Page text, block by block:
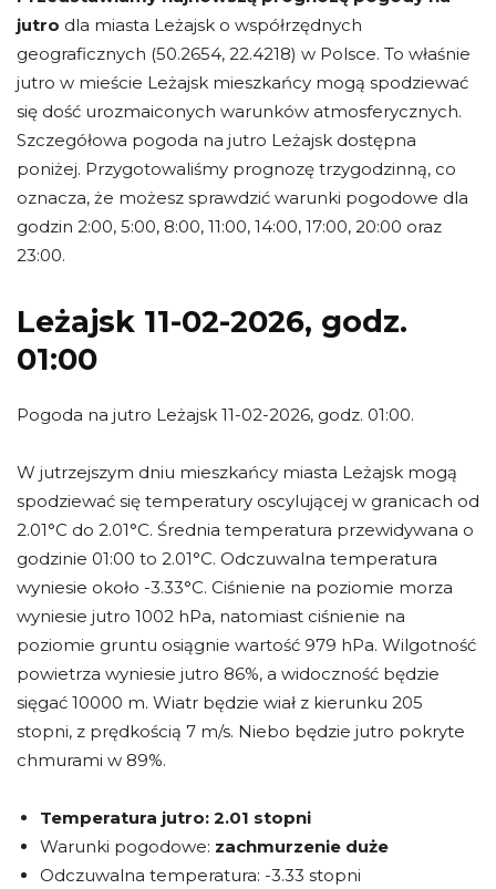
jutro dla miasta Leżajsk o współrzędnych
geograficznych (50.2654, 22.4218) w Polsce. To właśnie
jutro w mieście Leżajsk mieszkańcy mogą spodziewać
się dość urozmaiconych warunków atmosferycznych.
Szczegółowa pogoda na jutro Leżajsk dostępna
poniżej. Przygotowaliśmy prognozę trzygodzinną, co
oznacza, że możesz sprawdzić warunki pogodowe dla
godzin 2:00, 5:00, 8:00, 11:00, 14:00, 17:00, 20:00 oraz
23:00.
Leżajsk 11-02-2026, godz.
01:00
Pogoda na jutro Leżajsk 11-02-2026, godz. 01:00.
W jutrzejszym dniu mieszkańcy miasta Leżajsk mogą
spodziewać się temperatury oscylującej w granicach od
2.01°C do 2.01°C. Średnia temperatura przewidywana o
godzinie 01:00 to 2.01°C. Odczuwalna temperatura
wyniesie około -3.33°C. Ciśnienie na poziomie morza
wyniesie jutro 1002 hPa, natomiast ciśnienie na
poziomie gruntu osiągnie wartość 979 hPa. Wilgotność
powietrza wyniesie jutro 86%, a widoczność będzie
sięgać 10000 m. Wiatr będzie wiał z kierunku 205
stopni, z prędkością 7 m/s. Niebo będzie jutro pokryte
chmurami w 89%.
Temperatura jutro: 2.01 stopni
Warunki pogodowe: zachmurzenie duże
Odczuwalna temperatura: -3.33 stopni